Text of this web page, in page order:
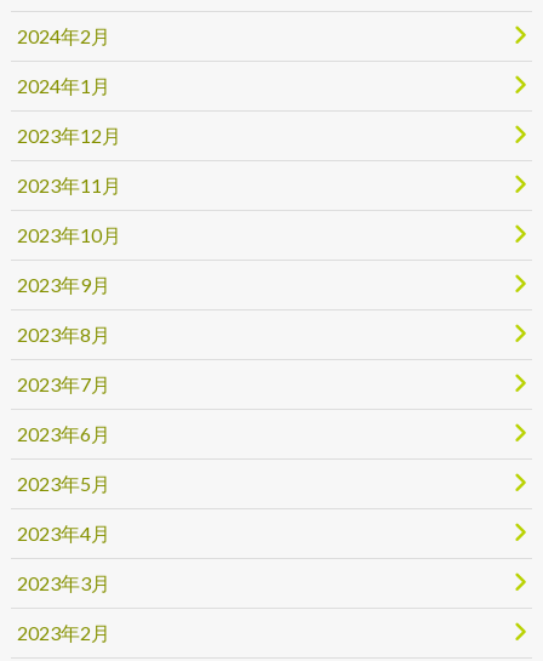
2024年2月
2024年1月
2023年12月
2023年11月
2023年10月
2023年9月
2023年8月
2023年7月
2023年6月
2023年5月
2023年4月
2023年3月
2023年2月